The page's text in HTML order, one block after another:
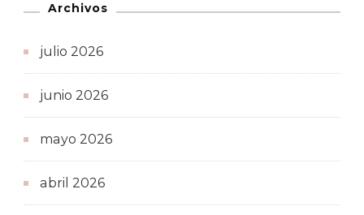
Archivos
julio 2026
junio 2026
mayo 2026
abril 2026